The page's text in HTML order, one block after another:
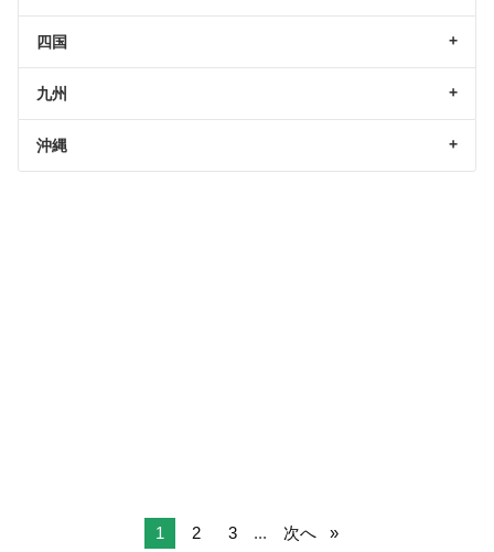
四国
九州
沖縄
1 2 3 ... 次へ